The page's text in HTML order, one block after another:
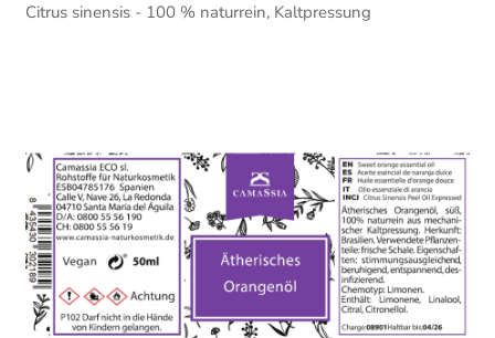
Citrus sinensis - 100 % naturrein, Kaltpressung